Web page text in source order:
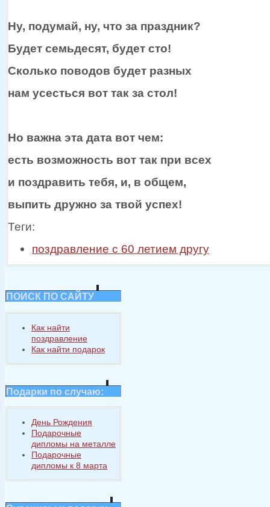
Ну, подумай, ну, что за праздник?
Будет семьдесят, будет сто!
Сколько поводов будет разных
нам усесться вот так за стол!
Но важна эта дата вот чем:
есть возможность вот так при всех
и поздравить тебя, и, в общем,
выпить дружно за твой успех!
Теги:
поздравление с 60 летием другу
ПОИСК ПО САЙТУ
Как найти
поздравление
Как найти подарок
Подарки по случаю:
День Рождения
Подарочные
дипломы на металле
Подарочные
дипломы к 8 марта